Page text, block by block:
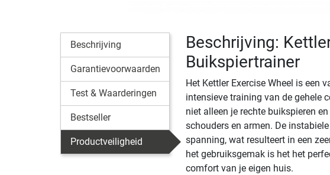
Beschrijving
Garantievoorwaarden
Test & Waarderingen
Bestseller
Productveiligheid
Beschrijving:
Buikspiertrainer
Het Kettler Exercise Wheel is een
intensieve training van de gehele
niet alleen je rechte buikspieren
schouders en armen. De
spanning, wat resulteert in een
het gebruiksgemak is het het
comfort van je eigen huis.